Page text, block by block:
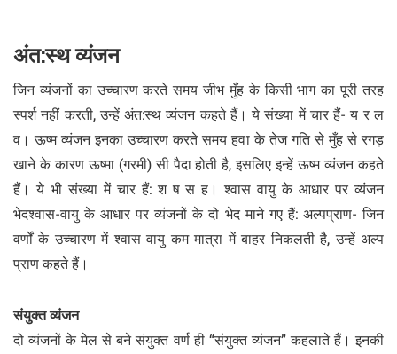
अंत:स्थ व्यंजन
जिन व्यंजनों का उच्चारण करते समय जीभ मुँह के किसी भाग का पूरी तरह
स्पर्श नहीं करती, उन्हें अंत:स्थ व्यंजन कहते हैं। ये संख्या में चार हैं- य र ल
व। ऊष्म व्यंजन इनका उच्चारण करते समय हवा के तेज गति से मुँह से रगड़
खाने के कारण ऊष्मा (गरमी) सी पैदा होती है, इसलिए इन्हें ऊष्म व्यंजन कहते
हैं। ये भी संख्या में चार हैं: श ष स ह। श्वास वायु के आधार पर व्यंजन
भेदश्वास-वायु के आधार पर व्यंजनों के दो भेद माने गए हैं: अल्पप्राण- जिन
वर्णों के उच्चारण में श्वास वायु कम मात्रा में बाहर निकलती है, उन्हें अल्प
प्राण कहते हैं।
संयुक्त व्यंजन
दो व्यंजनों के मेल से बने संयुक्त वर्ण ही “संयुक्त व्यंजन” कहलाते हैं। इनकी